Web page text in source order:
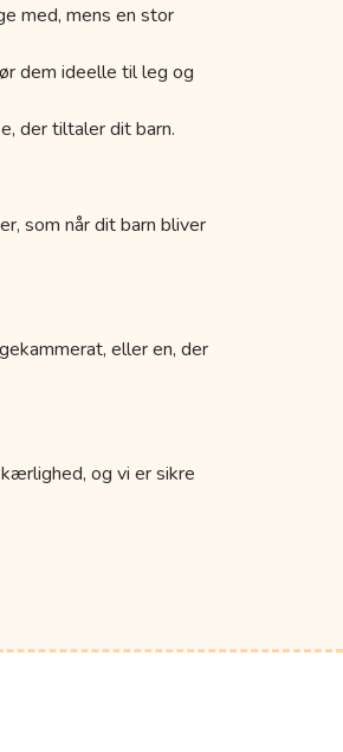
med, mens en stor
dem ideelle til leg og
der tiltaler dit barn.
som når dit barn bliver
eller en, der
og vi er sikre